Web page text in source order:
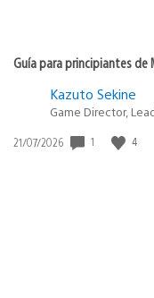
Guía para principiantes de
Kazuto Sekine
Game Director,
Fecha
21/07/2026 1 4